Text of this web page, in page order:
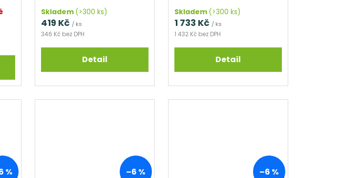
Skladem (>300 ks)
346 Kč bez DPH
419 Kč / ks
Detail
Skladem (>300 ks)
1 432 Kč bez DPH
1 733 Kč / ks
Detail
% –6 % –6 %